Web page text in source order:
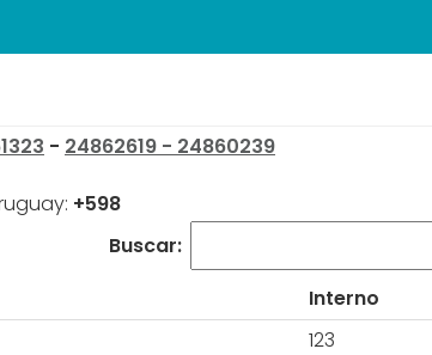
- 24862619 - 24860239
+598
Buscar:
Interno
123